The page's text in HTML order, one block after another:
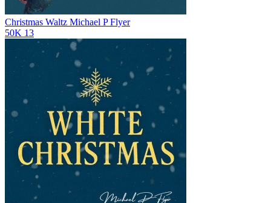
Christmas Waltz Michael P Flyer
50K 13